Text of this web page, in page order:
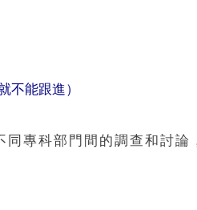
不能跟進）
專科部門間的調查和討論